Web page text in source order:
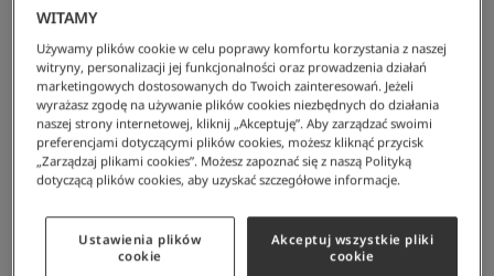
Lacoste/Kobieta/Obuwie/Sneakersy / Damskie Zamszowe Trampki Baseshot
260 zł
NAJNIŻSZA CENA Z 30 DNI: 363 zł
CENA REGULARNA:
519 zł
WITAMY
Używamy plików cookie w celu poprawy komfortu korzystania z naszej
witryny, personalizacji jej funkcjonalności oraz prowadzenia działań
marketingowych dostosowanych do Twoich zainteresowań. Jeżeli
wyrażasz zgodę na używanie plików cookies niezbędnych do działania
naszej strony internetowej, kliknij „Akceptuję”. Aby zarządzać swoimi
preferencjami dotyczącymi plików cookies, możesz kliknąć przycisk
„Zarządzaj plikami cookies”. Możesz zapoznać się z naszą Polityką
dotyczącą plików cookies, aby uzyskać szczegółowe informacje.
Ustawienia plików
cookie
Akceptuj wszystkie pliki
cookie